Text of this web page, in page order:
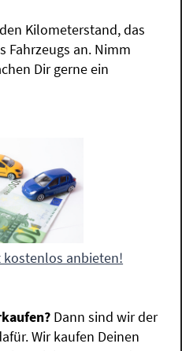
Kilometerstand, das
Fahrzeugs an. Nimm
Dir gerne ein
kostenlos anbieten!
Dann sind wir der
Wir kaufen Deinen